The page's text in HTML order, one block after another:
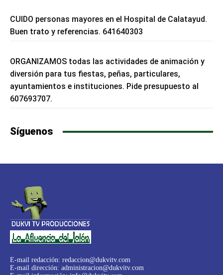
CUIDO personas mayores en el Hospital de Calatayud.
Buen trato y referencias. 641640303
ORGANIZAMOS todas las actividades de animación y
diversión para tus fiestas, peñas, particulares,
ayuntamientos e instituciones. Pide presupuesto al
607693707.
Síguenos
E-mail redacción: redaccion@dukvitv.com
E-mail dirección: administracion@dukvitv.com